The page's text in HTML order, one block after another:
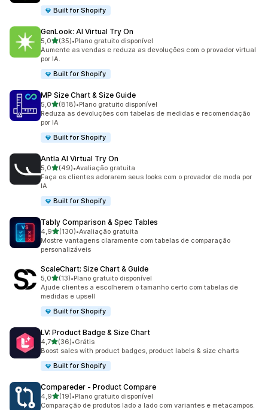
Built for Shopify
GenLook: AI Virtual Try On
5,0de 5 estrelas
(35)
35 avaliações ao todo
•Plano gratuito disponível
Aumente as vendas e reduza as devoluções com o provador virtual
por IA.
Built for Shopify
MP Size Chart & Size Guide
5,0de 5 estrelas
(818)
818 avaliações ao todo
•Plano gratuito disponível
Reduza as devoluções com tabelas de medidas e recomendação
por IA
Built for Shopify
Antla AI Virtual Try On
5,0de 5 estrelas
(49)
49 avaliações ao todo
•Avaliação gratuita
Faça os clientes adorarem seus looks com o provador de moda por
IA
Built for Shopify
Tably Comparison & Spec Tables
4,9de 5 estrelas
(130)
130 avaliações ao todo
•Avaliação gratuita
Mostre vantagens claramente com tabelas de comparação
personalizáveis
ScaleChart: Size Chart & Guide
5,0de 5 estrelas
(13)
13 avaliações ao todo
•Plano gratuito disponível
Ajude clientes a escolherem o tamanho certo com tabelas de
medidas e upsell
Built for Shopify
LV: Product Badge & Size Chart
4,7de 5 estrelas
(36)
36 avaliações ao todo
•Grátis
Boost sales with product badges, product labels & size charts
Built for Shopify
Compareder ‑ Product Compare
4,9de 5 estrelas
(19)
19 avaliações ao todo
•Plano gratuito disponível
Comparação de produtos lado a lado com variantes e metacampos.